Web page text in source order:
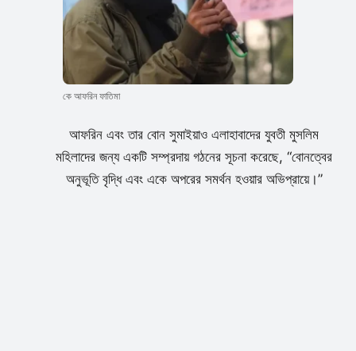
কে আফরিন ফাতিমা
আফরিন এবং তার বোন সুমাইয়াও এলাহাবাদের যুবতী মুসলিম
মহিলাদের জন্য একটি সম্প্রদায় গঠনের সূচনা করেছে, “বোনত্বের
অনুভূতি বৃদ্ধি এবং একে অপরের সমর্থন হওয়ার অভিপ্রায়ে।”